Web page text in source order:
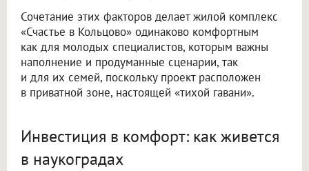
Сочетание этих факторов делает жилой комплекс
«Счастье в Кольцово» одинаково комфортным
как для молодых специалистов, которым важны
наполнение и продуманные сценарии, так
и для их семей, поскольку проект расположен
в приватной зоне, настоящей «тихой гавани».
Инвестиция в комфорт: как живется
в наукоградах